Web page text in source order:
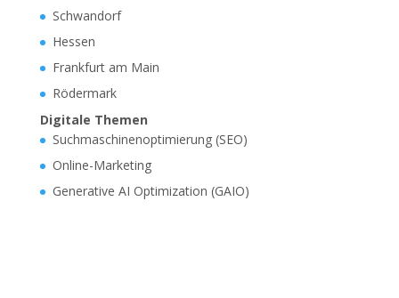
Schwandorf
Hessen
Frankfurt am Main
Rödermark
Digitale Themen
Suchmaschinenoptimierung (SEO)
Online-Marketing
Generative AI Optimization (GAIO)